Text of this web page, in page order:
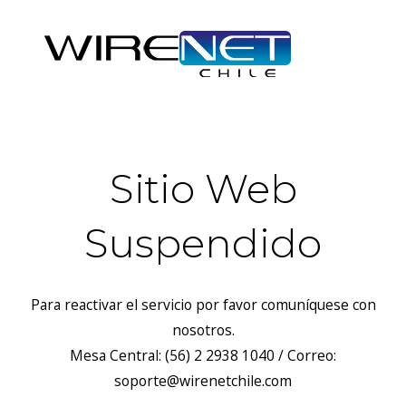
Sitio Web
Suspendido
Para reactivar el servicio por favor comuníquese con
nosotros.
Mesa Central: (56) 2 2938 1040 / Correo:
soporte@wirenetchile.com